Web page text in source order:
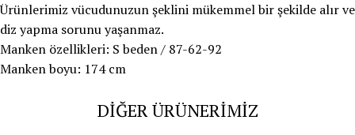
Ürünlerimiz vücudunuzun şeklini mükemmel bir şekilde alır ve
diz yapma sorunu yaşanmaz.
Manken özellikleri: S beden / 87-62-92
Manken boyu: 174 cm
DİĞER ÜRÜNERİMİZ